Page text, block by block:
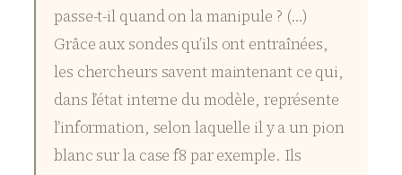
passe-t-il quand on la manipule ? (…)
Grâce aux sondes qu’ils ont entraînées,
les chercheurs savent maintenant ce qui,
dans l’état interne du modèle, représente
l’information, selon laquelle il y a un pion
blanc sur la case f8 par exemple. Ils